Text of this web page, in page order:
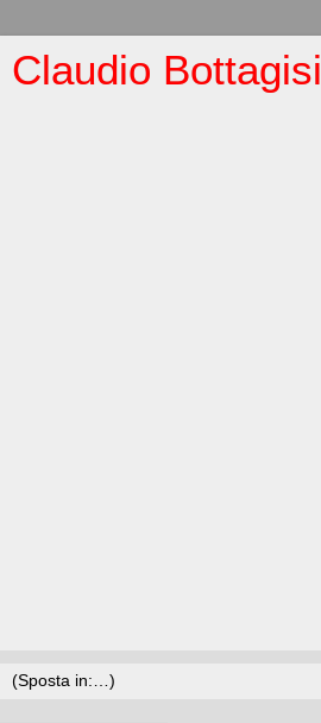
Claudio Bottagisi